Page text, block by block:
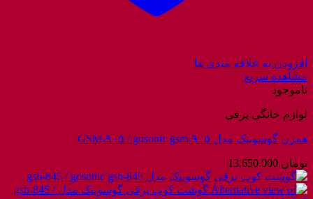
افزودن به علاقه مندی ها
مشاهده سریع
ناموجود
لوازم خانگی برقی
همزن گوسونیک مدل GSM-۹۰۵ / gosonic gsm-۹۰۵
تومان